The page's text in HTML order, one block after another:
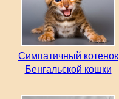
Симпатичный котенок
Бенгальской кошки